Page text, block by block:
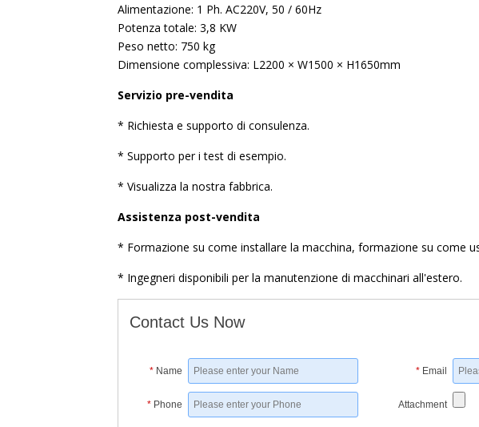
Alimentazione: 1 Ph. AC220V, 50 / 60Hz
Potenza totale: 3,8 KW
Peso netto: 750 kg
Dimensione complessiva: L2200 × W1500 × H1650mm
Servizio pre-vendita
* Richiesta e supporto di consulenza.
* Supporto per i test di esempio.
* Visualizza la nostra fabbrica.
Assistenza post-vendita
* Formazione su come installare la macchina, formazione su come
* Ingegneri disponibili per la manutenzione di macchinari all'estero.
Contact Us Now
* Name * Email
* Phone Attachment